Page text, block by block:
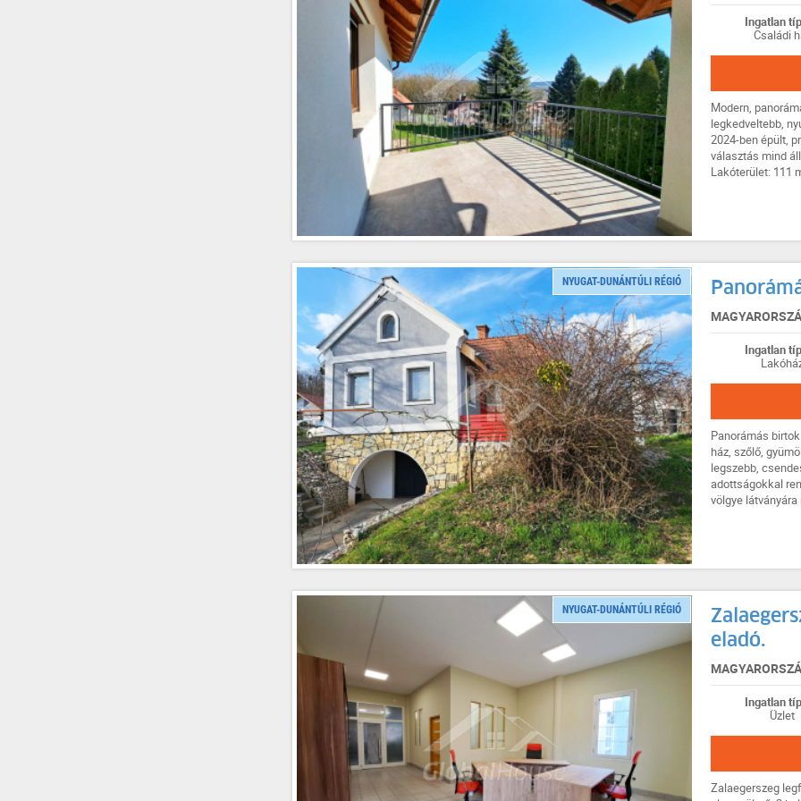
Ingatlan
Családi
Modern,
legkedveltebb,
2024-ben épült,
választás mind
Lakóterület: 111
NYUGAT-DUNÁNTÚLI RÉGIÓ
Ingatlan
Panorámás
ház, szőlő,
legszebb,
adottságokkal
völgye látványára
NYUGAT-DUNÁNTÚLI RÉGIÓ
eladó.
Ingatlan
Üzlet
Zalaegerszeg